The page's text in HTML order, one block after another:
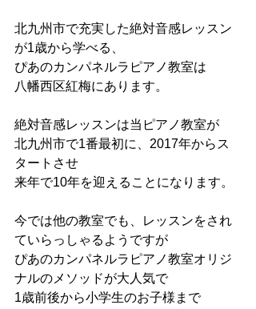
北九州市で充実した絶対音感レッスン
が1歳から学べる、
ぴあのカンパネルラピアノ教室は
八幡西区紅梅にあります。
絶対音感レッスンは当ピアノ教室が
北九州市で1番最初に、2017年からス
タートさせ
来年で10年を迎えることになります。
今では他の教室でも、レッスンをされ
ていらっしゃるようですが
ぴあのカンパネルラピアノ教室オリジ
ナルのメソッドが大人気で
1歳前後から小学生のお子様まで